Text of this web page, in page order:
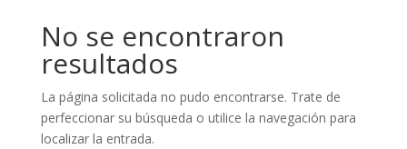
No se encontraron
resultados
La página solicitada no pudo encontrarse. Trate de
perfeccionar su búsqueda o utilice la navegación para
localizar la entrada.